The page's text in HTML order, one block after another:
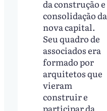
da construção e
consolidação da
nova capital.
Seu quadro de
associados era
formado por
arquitetos que
vieram
construir e
participar da